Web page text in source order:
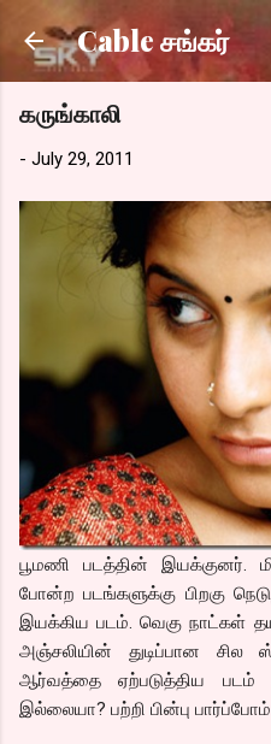
Skip to
Cable சங்கர்
கருங்காலி
- July 29, 2011
பூமணி படத்தின் இயக்குனர்.
போன்ற படங்களுக்கு பிறகு
இயக்கிய படம். வெகு நாட்கள்
அஞ்சலியின் துடிப்பான சில
ஆர்வத்தை ஏற்படுத்திய
இல்லையா? பற்றி பின்பு